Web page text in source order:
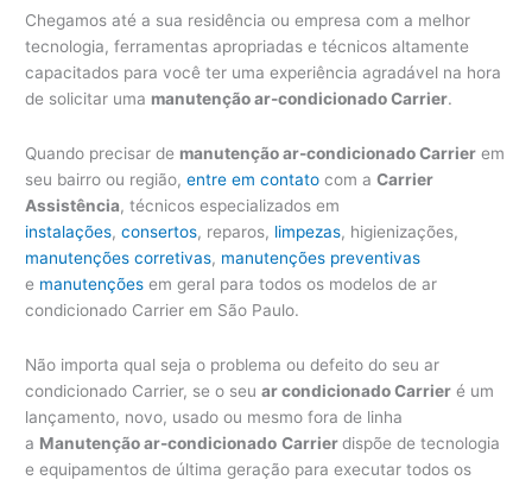
Chegamos até a sua residência ou empresa com a melhor
tecnologia, ferramentas apropriadas e técnicos altamente
capacitados para você ter uma experiência agradável na hora
de solicitar uma manutenção ar-condicionado Carrier.
Quando precisar de manutenção ar-condicionado Carrier em
seu bairro ou região,entre em contato com aCarrier
Assistência, técnicos especializados em
instalações,consertos, reparos, limpezas, higienizações,
manutenções corretivas, manutenções preventivas
e manutenções em geral para todos os modelos de ar
condicionado Carrier em São Paulo.
Não importa qual seja o problema ou defeito do seu ar
condicionado Carrier, se o seuar condicionado Carrier é um
lançamento, novo, usado ou mesmo fora de linha
a Manutenção ar-condicionado Carrierdispõe de tecnologia
e equipamentos de última geração para executar todos os